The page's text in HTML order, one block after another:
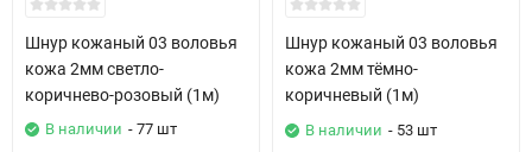
Шнур кожаный 03 воловья
кожа 2мм светло-
коричнево-розовый (1м)
В наличии - 77 шт
Шнур кожаный 03 воловья
кожа 2мм тёмно-
коричневый (1м)
В наличии - 53 шт